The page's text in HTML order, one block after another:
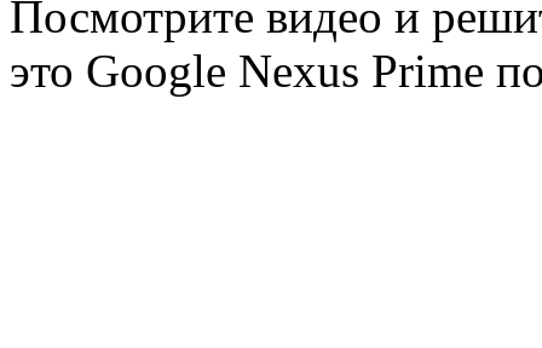
Посмотрите видео и
это Google Nexus Prime